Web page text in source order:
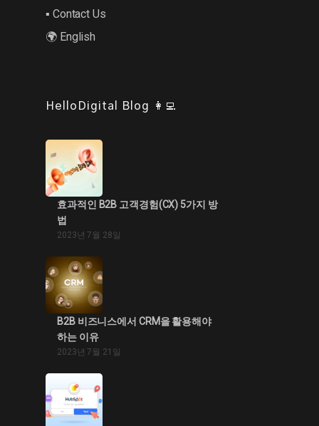
▪︎ Contact Us
🌍 English
HelloDigital Blog 👩‍💻
효과적인 B2B 고객경험(CX) 5가지 방
법
2023년 7월 28일
B2B 비즈니스에서 CRM을 활용해야
하는 이유
2023년 7월 21일